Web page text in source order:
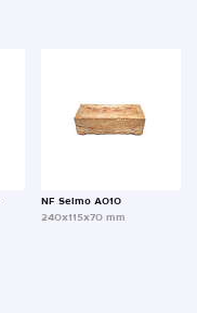
NF Selmo A010
240x115x70 mm